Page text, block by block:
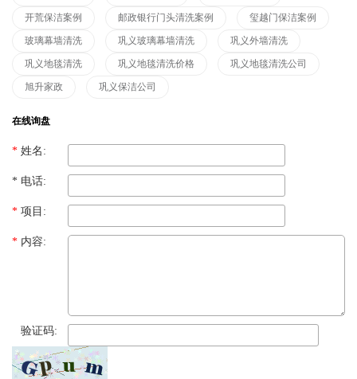
开荒保洁案例 邮政银行门头清洗案例 玺越门保洁案例
玻璃幕墙清洗 巩义玻璃幕墙清洗 巩义外墙清洗
巩义地毯清洗 巩义地毯清洗价格 巩义地毯清洗公司
旭升家政 巩义保洁公司
在线询盘
* 姓名:
* 电话:
* 项目:
* 内容:
验证码: